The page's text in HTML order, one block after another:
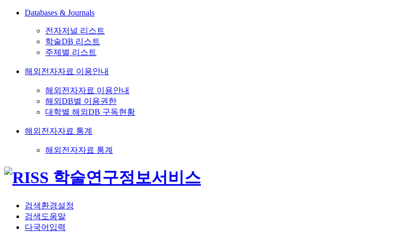
Databases & Journals
전자저널 리스트
학술DB 리스트
주제별 리스트
해외전자자료 이용안내
해외전자자료 이용안내
해외DB별 이용권한
대학별 해외DB 구독현황
해외전자자료 통계
해외전자자료 통계
검색환경설정
검색도움말
다국어입력